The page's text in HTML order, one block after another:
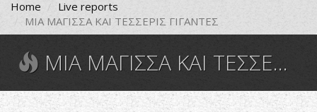
Home
Live reports
ΜΙΑ ΜΑΓΙΣΣΑ ΚΑΙ ΤΕΣΣΕΡΙΣ ΓΙΓΑΝΤΕΣ
ΜΙΑ ΜΑΓΙΣΣΑ ΚΑΙ ΤΕΣΣΕΡΙΣ ΓΙΓΑΝΤΕΣ